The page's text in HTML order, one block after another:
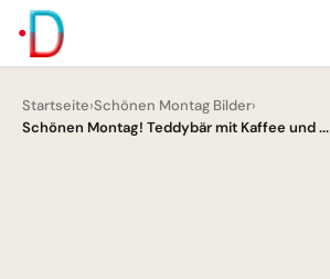
Startseite›Schönen Montag Bilder›
Schönen Montag! Teddybär mit Kaffee und ...